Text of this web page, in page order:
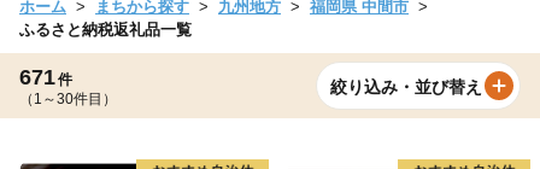
ホーム まちから探す 九州地方
福岡県 中間市
ふるさと納税返礼品一覧
671件
（1～30件目）
絞り込み・並び替え